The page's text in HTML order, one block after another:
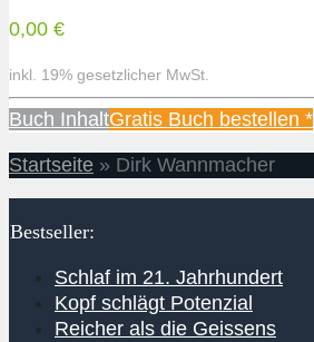
0,00 €
inkl. 19% gesetzlicher MwSt.
Buch InhaltGratis Buch bestellen *
Startseite » Dirk Wannmacher
Bestseller:
Schlaf im 21. Jahrhundert
Kopf schlägt Potenzial
Reicher als die Geissens